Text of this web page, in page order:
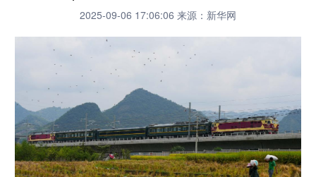
贵州领导 人事
专题
畅游贵州 数字贵州
光影贵州 部门之窗 县区直达 企业速递
融媒联播 贵阳 遵义 安顺
六盘水 毕节 铜仁 黔东南
2025-09-06 17:06:06 来源：新华网